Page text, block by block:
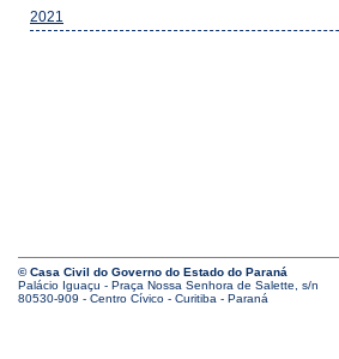
2021
© Casa Civil do Governo do Estado do Paraná
Palácio Iguaçu - Praça Nossa Senhora de Salette, s/n
80530-909 - Centro Cívico - Curitiba - Paraná